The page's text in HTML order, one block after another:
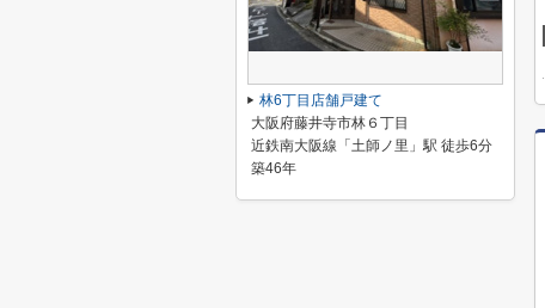
林6丁目店舗戸建て
大阪府藤井寺市林６丁目
近鉄南大阪線「土師ノ里」駅 徒歩6分
築46年